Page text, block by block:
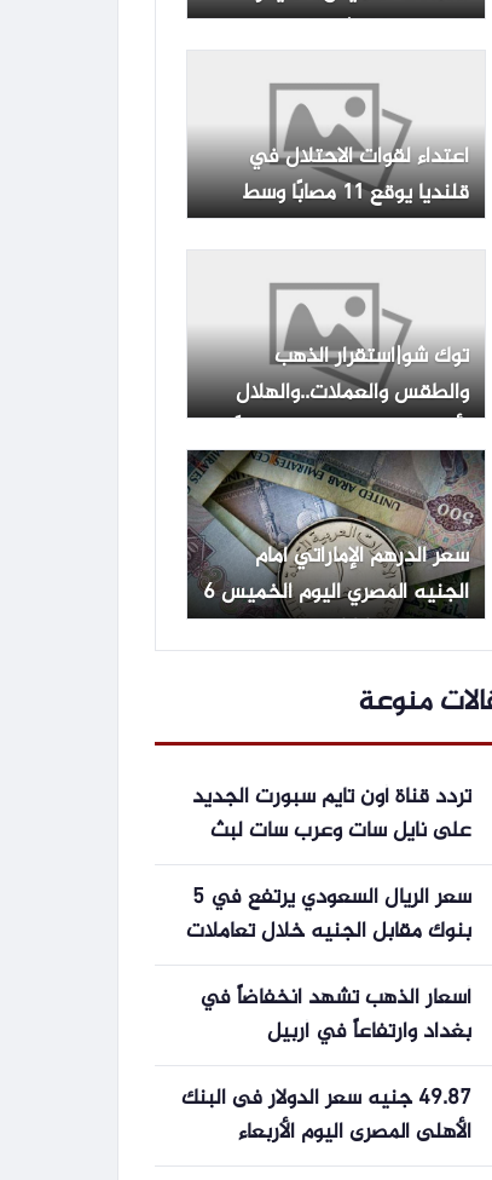
الكويتي بكام | بنوك
اعتداء لقوات الاحتلال في
قلنديا يوقع 11 مصابًا وسط
استقرار الذهب والعملات
توك شو|استقرار الذهب
والطقس والعملات..والهلال
الأحمر الفلسطيني: 11 مصابًا
في اعتداء لقوات الاحتلال
بمخيم قلنديا
سعر الدرهم الإماراتي أمام
الجنيه المصري اليوم الخميس 6
أغسطس 2026
منوعة
تردد قناة أون تايم سبورت الجديد
على نايل سات وعرب سات لبث
المباريات بجودة عالية HD
سعر الريال السعودي يرتفع في 5
بنوك مقابل الجنيه خلال تعاملات
5-5-2026
أسعار الذهب تشهد انخفاضاً في
بغداد وارتفاعاً في أربيل
49.87 جنيه سعر الدولار فى البنك
الأهلى المصرى اليوم الأربعاء